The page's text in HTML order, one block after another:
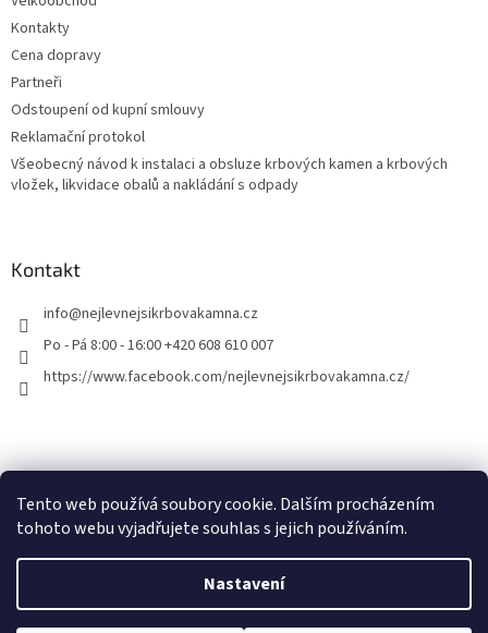
Tento web používá soubory cookie. Dalším procházením
tohoto webu vyjadřujete souhlas s jejich používáním.
Nastavení
Kontakty
Cena dopravy
Partneři
Odstoupení od kupní smlouvy
Reklamační protokol
Všeobecný návod k instalaci a obsluze krbových kamen a krbových
vložek, likvidace obalů a nakládání s odpady
Kontakt
info@nejlevnejsikrbovakamna.cz
Po - Pá 8:00 - 16:00 +420 608 610 007
https://www.facebook.com/nejlevnejsikrbovakamna.cz/